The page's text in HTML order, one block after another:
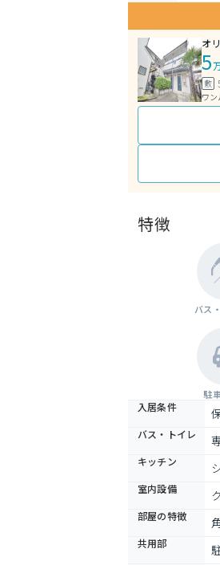
オ
5
敷
ワ
特徴
バス
駐
入居条件
バス・トイレ
キッチン
室内設備
部屋の特徴
共用部